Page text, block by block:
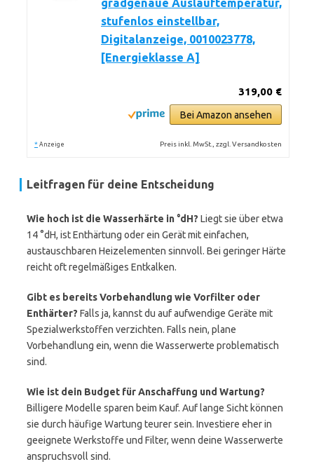
gradgenaue Auslauftemperatur,
stufenlos einstellbar,
Digitalanzeige, 0010023778,
[Energieklasse A]
319,00 €
Bei Amazon ansehen
* Anzeige Preis inkl. MwSt., zzgl. Versandkosten
Leitfragen für deine Entscheidung
Wie hoch ist die Wasserhärte in °dH? Liegt sie über etwa
14 °dH, ist Enthärtung oder ein Gerät mit einfachen,
austauschbaren Heizelementen sinnvoll. Bei geringer Härte
reicht oft regelmäßiges Entkalken.
Gibt es bereits Vorbehandlung wie Vorfilter oder
Enthärter? Falls ja, kannst du auf aufwendige Geräte mit
Spezialwerkstoffen verzichten. Falls nein, plane
Vorbehandlung ein, wenn die Wasserwerte problematisch
sind.
Wie ist dein Budget für Anschaffung und Wartung?
Billigere Modelle sparen beim Kauf. Auf lange Sicht können
sie durch häufige Wartung teurer sein. Investiere eher in
geeignete Werkstoffe und Filter, wenn deine Wasserwerte
anspruchsvoll sind.